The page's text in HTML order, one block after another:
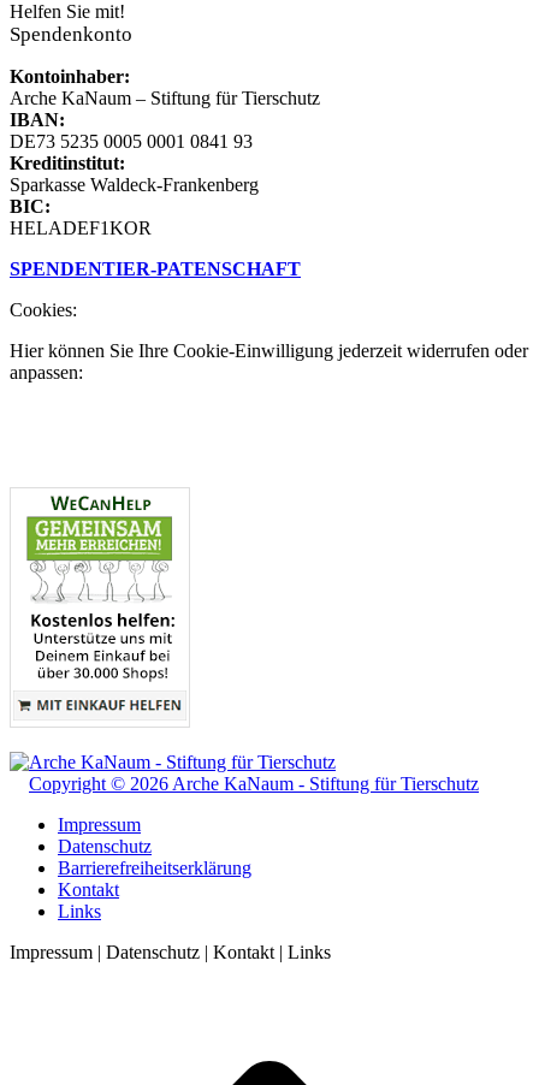
Helfen Sie mit!
Spendenkonto
Kontoinhaber:
Arche KaNaum – Stiftung für Tierschutz
IBAN:
DE73 5235 0005 0001 0841 93
Kreditinstitut:
Sparkasse Waldeck-Frankenberg
BIC:
HELADEF1KOR
SPENDENTIER-PATENSCHAFT
Cookies:
Hier können Sie Ihre Cookie-Einwilligung jederzeit widerrufen oder
anpassen:
Copyright © 2026 Arche KaNaum - Stiftung für Tierschutz
Impressum
Datenschutz
Barrierefreiheitserklärung
Kontakt
Links
Impressum | Datenschutz | Kontakt | Links